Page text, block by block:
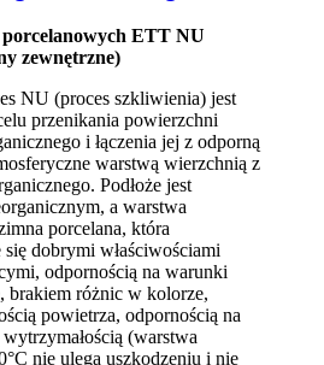
porcelanowych ETT NU
zewnętrzne)
NU (proces szkliwienia) jest
przenikania powierzchni
i łączenia jej z odporną
warstwą wierzchnią z
Podłoże jest
a warstwa
porcelana, która
dobrymi właściwościami
odpornością na warunki
brakiem różnic w kolorze,
powietrza, odpornością na
(warstwa
nie ulega uszkodzeniu i nie